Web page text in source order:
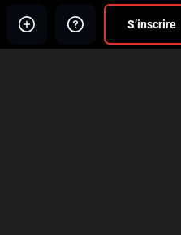
S’inscrire